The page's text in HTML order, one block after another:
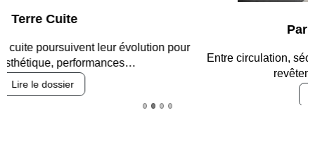
Entre circulation, sécurisation des accès, durabilité des